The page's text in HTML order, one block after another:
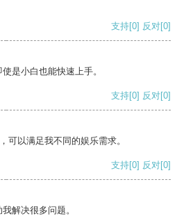
支持[0] 反对[0]
是小白也能快速上手。
支持[0] 反对[0]
可以满足我不同的娱乐需求。
支持[0] 反对[0]
解决很多问题。